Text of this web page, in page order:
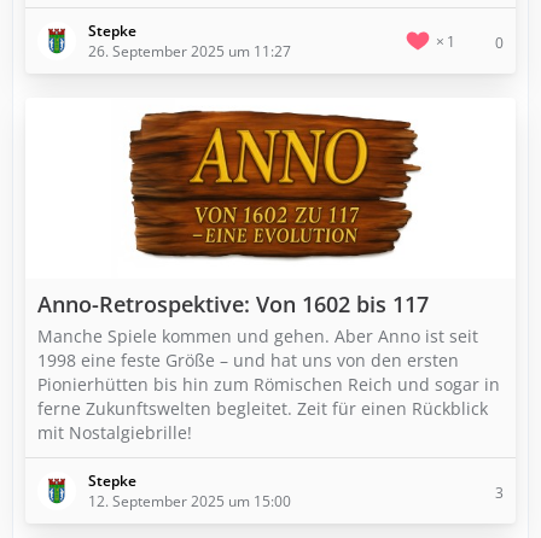
Stepke
26. September 2025 um 11:27
1 0
Anno-Retrospektive: Von 1602 bis 117
Manche Spiele kommen und gehen. Aber Anno ist seit
1998 eine feste Größe – und hat uns von den ersten
Pionierhütten bis hin zum Römischen Reich und sogar in
ferne Zukunftswelten begleitet. Zeit für einen Rückblick
mit Nostalgiebrille!
Stepke
12. September 2025 um 15:00
3